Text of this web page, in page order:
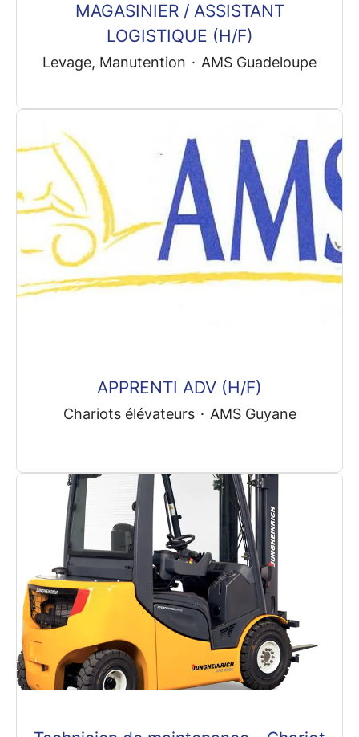
MAGASINIER / ASSISTANT
LOGISTIQUE (H/F)
Levage, Manutention · AMS Guadeloupe
APPRENTI ADV (H/F)
Chariots élévateurs · AMS Guyane